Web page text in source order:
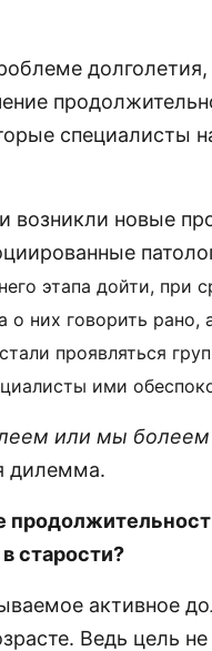
долголетия,
специалисты
возникли новые
этапа дойти, при
них говорить рано,
проявляться
ими
или мы болеем
дилемма.
старости?
активное
Ведь цель